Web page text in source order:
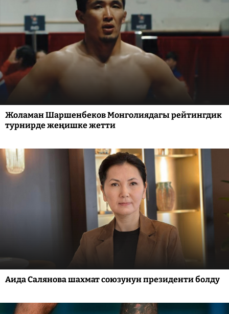
Жоламан Шаршенбеков Монголиядагы рейтингдик
турнирде жеңишке жетти
Аида Салянова шахмат союзунун президенти болду